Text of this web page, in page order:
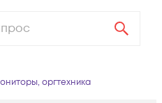
оргтехника